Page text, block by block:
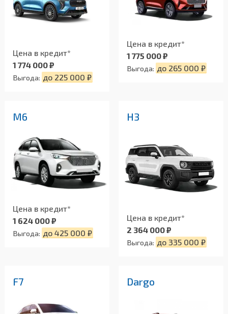
Цена в кредит*
1 774 000 ₽
Выгода: до 225 000 ₽
Цена в кредит*
1 775 000 ₽
Выгода: до 265 000 ₽
M6
Цена в кредит*
1 624 000 ₽
Выгода: до 425 000 ₽
H3
Цена в кредит*
2 364 000 ₽
Выгода: до 335 000 ₽
F7 Dargo